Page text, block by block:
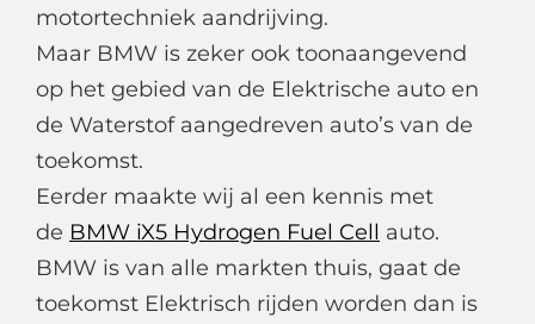
motortechniek aandrijving.
Maar BMW is zeker ook toonaangevend
op het gebied van de Elektrische auto en
de Waterstof aangedreven auto’s van de
toekomst.
Eerder maakte wij al een kennis met
de BMW iX5 Hydrogen Fuel Cell auto.
BMW is van alle markten thuis, gaat de
toekomst Elektrisch rijden worden dan is